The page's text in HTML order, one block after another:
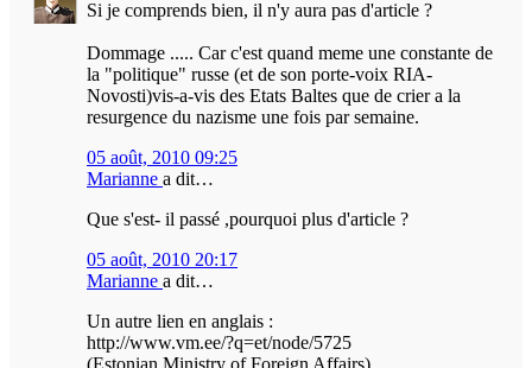
Si je comprends bien, il n'y aura pas d'article ?
Dommage ..... Car c'est quand meme une constante de
la "politique" russe (et de son porte-voix RIA-
Novosti)vis-a-vis des Etats Baltes que de crier a la
resurgence du nazisme une fois par semaine.
05 août, 2010 09:25
Marianne a dit…
Que s'est- il passé ,pourquoi plus d'article ?
05 août, 2010 20:17
Marianne a dit…
Un autre lien en anglais :
http://www.vm.ee/?q=et/node/5725
(Estonian Ministry of Foreign Affairs)